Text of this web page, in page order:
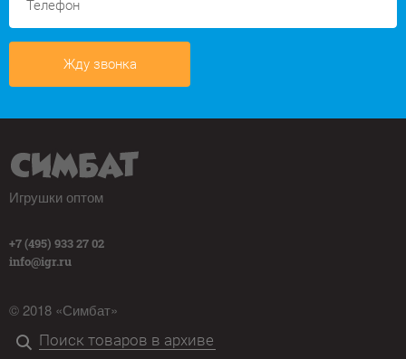
Жду звонка
Игрушки оптом
+7 (495) 933 27 02
info@igr.ru
© 2018 «Симбат»